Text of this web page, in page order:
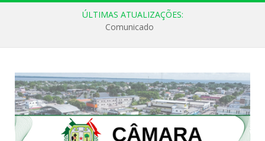
ÚLTIMAS ATUALIZAÇÕES:
Comunicado